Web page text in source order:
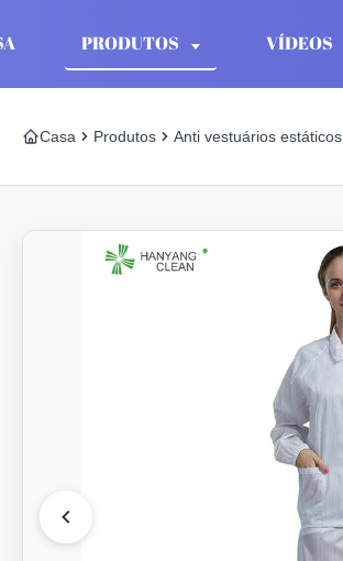
PRODUTOS VÍDEOS
Casa Produtos Anti vestuários estáticos